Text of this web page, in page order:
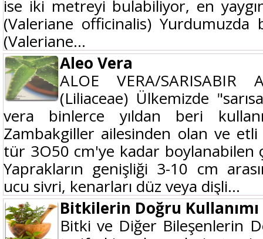
ise iki metreyi bulabiliyor, en
(Valeriane officinalis)
(Valeriane...
Aleo Vera
ALOE VERA/
(Liliaceae) Ülkemizde
vera binlerce yıldan beri
Zambakgiller ailesinden olan ve
tür 3O50 cm'ye kadar boylanabilen
Yaprakların genişliği 3-10 cm
ucu sivri, kenarları düz veya dişli...
Bitkilerin Doğru Kullanımı
Bitki ve Diğer Bileşenlerin